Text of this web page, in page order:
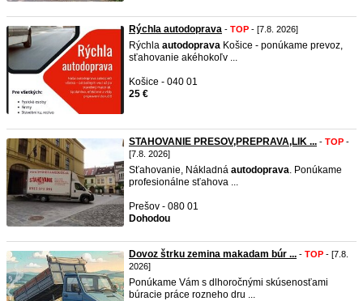
Rýchla autodoprava - TOP - [7.8. 2026]
Rýchla autodoprava Košice - ponúkame prevoz,
sťahovanie akéhokoľv ...
Košice - 040 01
25 €
STAHOVANIE PRESOV,PREPRAVA,LIK ... - TOP -
[7.8. 2026]
Sťahovanie, Nákladná autodoprava. Ponúkame
profesionálne sťahova ...
Prešov - 080 01
Dohodou
Dovoz štrku zemina makadam búr ... - TOP - [7.8.
2026]
Ponúkame Vám s dlhoročnými skúsenosťami
búracie práce rozneho dru ...